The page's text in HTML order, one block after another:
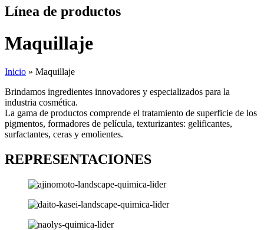
Línea de productos
Maquillaje
Inicio » Maquillaje
Brindamos ingredientes innovadores y especializados para la
industria cosmética.
La gama de productos comprende el tratamiento de superficie de los
pigmentos, formadores de película, texturizantes: gelificantes,
surfactantes, ceras y emolientes.
REPRESENTACIONES